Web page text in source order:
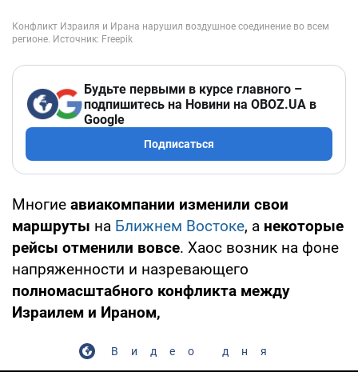
Будьте первыми в курсе главного –
подпишитесь на Новини на OBOZ.UA в
Google
Подписаться
Многие авиакомпании изменили свои
маршруты на Ближнем Востоке, а некоторые
рейсы отменили вовсе. Хаос возник на фоне
напряженности и назревающего
полномасштабного конфликта между
Израилем и Ираном,
Видео дня